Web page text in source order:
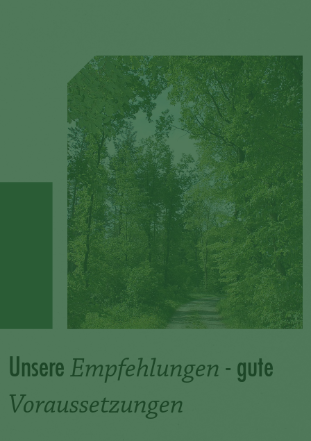
Unsere Empfehlungen - gute
Voraussetzungen